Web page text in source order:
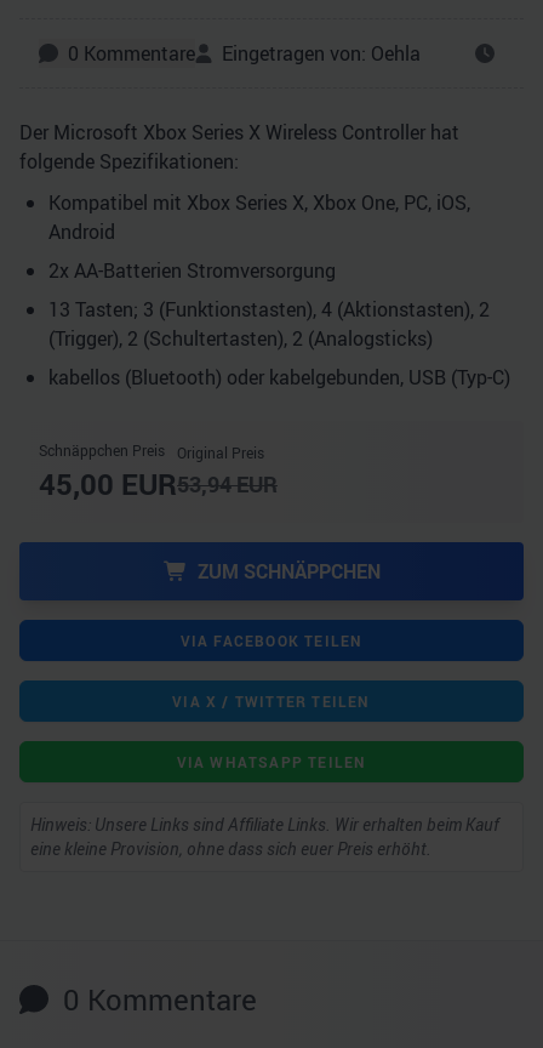
0 Kommentare Eingetragen von: Oehla
Der Microsoft Xbox Series X Wireless Controller hat
folgende Spezifikationen:
Kompatibel mit Xbox Series X, Xbox One, PC, iOS,
Android
2x AA-Batterien Stromversorgung
13 Tasten; 3 (Funktionstasten), 4 (Aktionstasten), 2
(Trigger), 2 (Schultertasten), 2 (Analogsticks)
kabellos (Bluetooth) oder kabelgebunden, USB (Typ-C)
Schnäppchen Preis
45,00 EUR
Original Preis
53,94EUR
ZUM SCHNÄPPCHEN
VIA FACEBOOK TEILEN
VIA X / TWITTER TEILEN
VIA WHATSAPP TEILEN
Hinweis: Unsere Links sind Affiliate Links. Wir erhalten beim Kauf
eine kleine Provision, ohne dass sich euer Preis erhöht.
0 Kommentare